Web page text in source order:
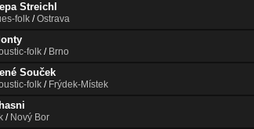
Streichl
folk /Ostrava
folk / Brno
Souček
folk / Frýdek-Místek
/ Nový Bor